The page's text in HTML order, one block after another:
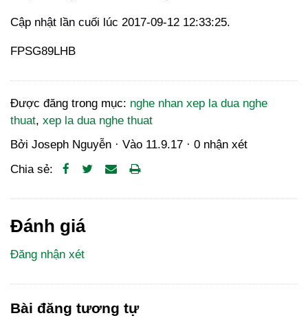
Cập nhật lần cuối lúc 2017-09-12 12:33:25.
FPSG89LHB
Được đăng trong mục: nghe nhan xep la dua nghe
thuat, xep la dua nghe thuat
Bởi Joseph Nguyễn · Vào 11.9.17 · 0 nhận xét
Chia sẻ:
Đánh giá
Đăng nhận xét
Bài đăng tương tự